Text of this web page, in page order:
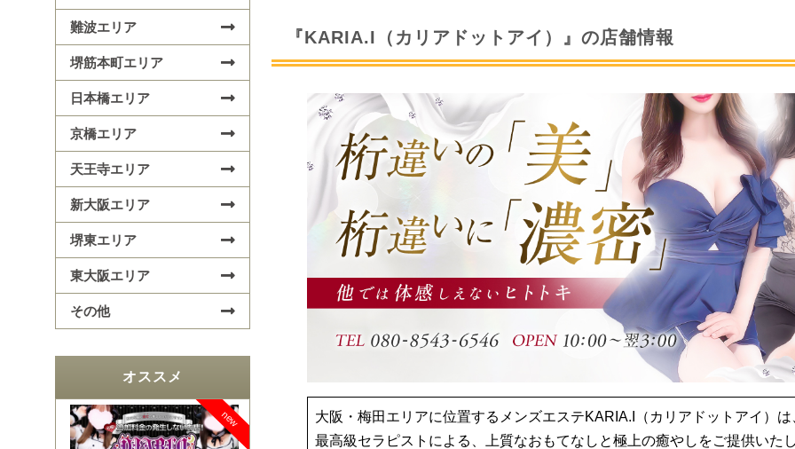
『KARIA.I（カリアドットアイ）』の店舗情報
大阪・梅田エリアに位置するメンズエステKARIA.I（カリアドットアイ）
最高級セラピストによる、上質なおもてなしと極上の癒やしをご提供いた
難波エリア
堺筋本町エリア
日本橋エリア
京橋エリア
天王寺エリア
新大阪エリア
堺東エリア
東大阪エリア
その他
オススメ
new